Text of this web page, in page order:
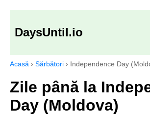
DaysUntil.io
Acasă › Sărbători › Independence Day
Zile până la
Day (Moldova)